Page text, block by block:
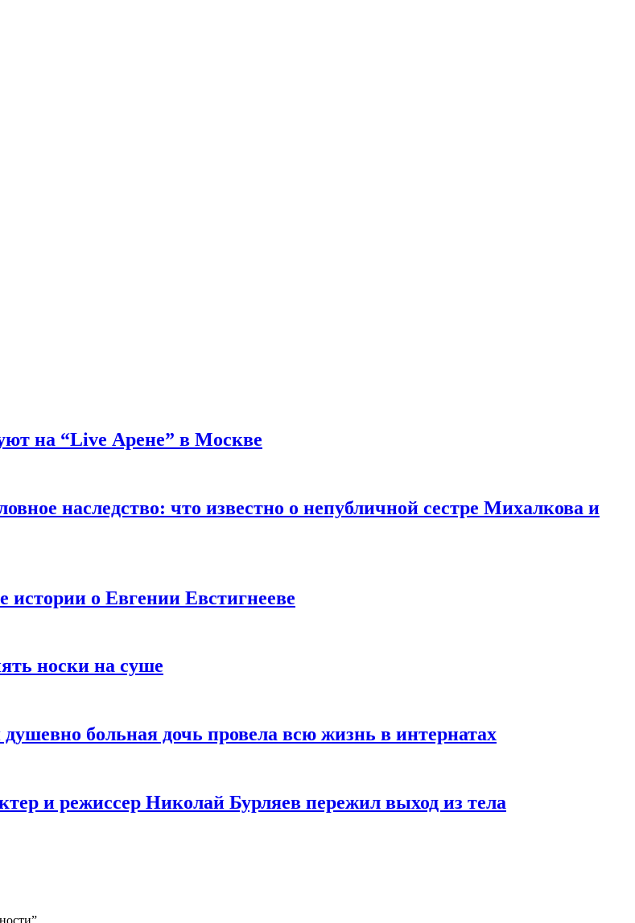
на “Live Арене” в Москве
наследство: что известно о непубличной сестре Михалкова и
о Евгении Евстигнееве
носки на суше
больная дочь провела всю жизнь в интернатах
и режиссер Николай Бурляев пережил выход из тела